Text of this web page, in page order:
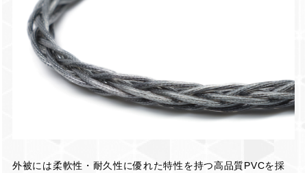
外被には柔軟性・耐久性に優れた特性を持つ高品質PVCを採